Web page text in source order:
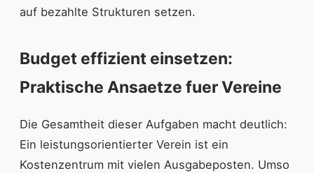
auf bezahlte Strukturen setzen.
Budget effizient einsetzen:
Praktische Ansaetze fuer Vereine
Die Gesamtheit dieser Aufgaben macht deutlich:
Ein leistungsorientierter Verein ist ein
Kostenzentrum mit vielen Ausgabeposten. Umso